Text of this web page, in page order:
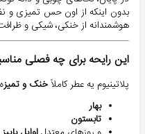
بدون اینکه از اون حس تمیزی و
هوشمندانه از خنکی، شیکی و
این رایحه برای چه فصلی
پلاتینیوم یه عطر کاملاً خنک و تمیز
بهار
تابستون